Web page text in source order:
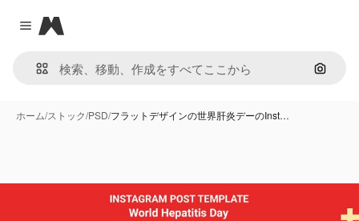
Close menu
Magnific
画像で
ホーム/ストック/PSD/フラットデザインの世界肝炎デーのInst…